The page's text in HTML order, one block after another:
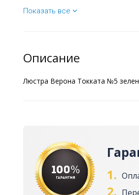
Показать все
Описание
Люстра Верона Токката №5
1.
2.